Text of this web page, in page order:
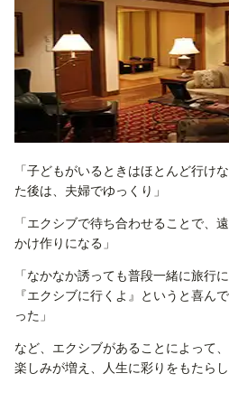
「子どもがいるときはほとんど行け
た後は、夫婦でゆっくり」
「エクシブで待ち合わせることで、
かけ作りになる」
「なかなか誘っても普段一緒に旅行
『エクシブに行くよ』というと喜ん
った」
など、エクシブがあることによって
楽しみが増え、人生に彩りをもたらし